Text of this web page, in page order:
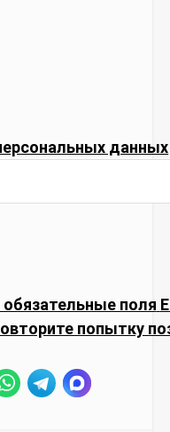
данных
обязательные поля
попытку